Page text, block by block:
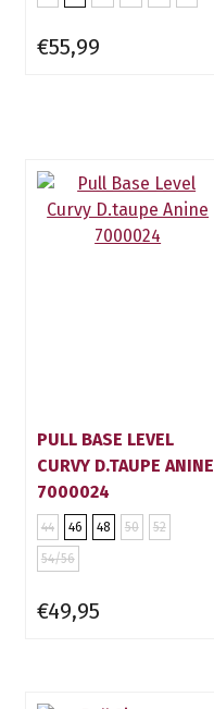
€55,99
PULL BASE LEVEL
CURVY D.TAUPE ANINE
7000024
44 46 48 50 52
54/56
€49,95